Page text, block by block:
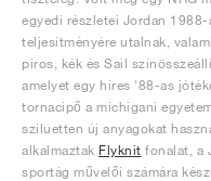
egyedi részletei Jordan
teljesítményére utalnak,
piros, kék és Sail
amelyet egy híres '88-as
tornacipő a michigani
sziluetten új anyagokat
alkalmaztak Flyknit fonalat, a
sportág művelői számára